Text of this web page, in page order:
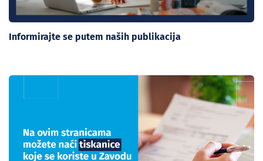
Informirajte se putem naših publikacija